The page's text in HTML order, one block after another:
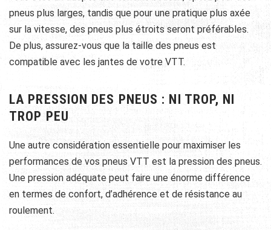
pneus plus larges, tandis que pour une pratique plus axée
sur la vitesse, des pneus plus étroits seront préférables.
De plus, assurez-vous que la taille des pneus est
compatible avec les jantes de votre VTT.
LA PRESSION DES PNEUS : NI TROP, NI
TROP PEU
Une autre considération essentielle pour maximiser les
performances de vos pneus VTT est la pression des pneus.
Une pression adéquate peut faire une énorme différence
en termes de confort, d’adhérence et de résistance au
roulement.